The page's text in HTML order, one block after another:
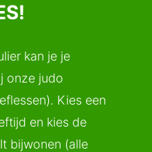
kan je je
onze judo
Kies een
en kies de
bijwonen (alle